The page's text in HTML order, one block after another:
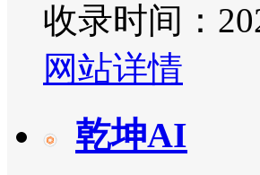
收录时间：
网站详情
乾坤AI